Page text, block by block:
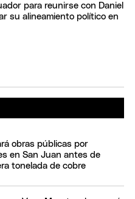
para reunirse con Daniel
su alineamiento político en
obras públicas por
en San Juan antes de
tonelada de cobre